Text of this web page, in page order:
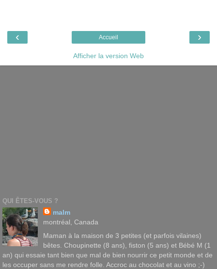
‹ ›
Accueil
Afficher la version Web
QUI ÊTES-VOUS ?
malm
montréal, Canada
Maman à la maison de 3 petites (et parfois vilaines)
bêtes. Choupinette (8 ans), fiston (5 ans) et Bébé M (1
an) qui essaie tant bien que mal de bien nourrir ce petit monde et de
les occuper sans me rendre folle. Accroc au chocolat et au vino ;-)